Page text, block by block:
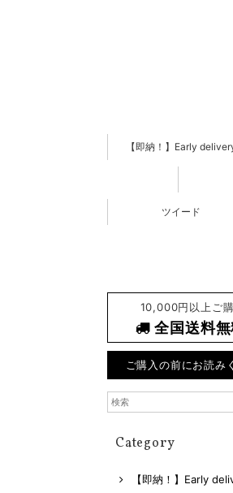
【即納！】Early
ツイード
10,000円以上ご
全国送料無
ご購入の前にお読み
Category
【即納！】Early